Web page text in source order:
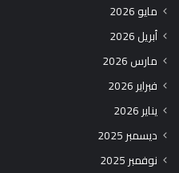
مايو 2026
أبريل 2026
مارس 2026
فبراير 2026
يناير 2026
ديسمبر 2025
نوفمبر 2025